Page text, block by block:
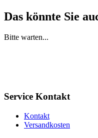
Das könnte Sie
Bitte warten...
Service Kontakt
Kontakt
Versandkosten